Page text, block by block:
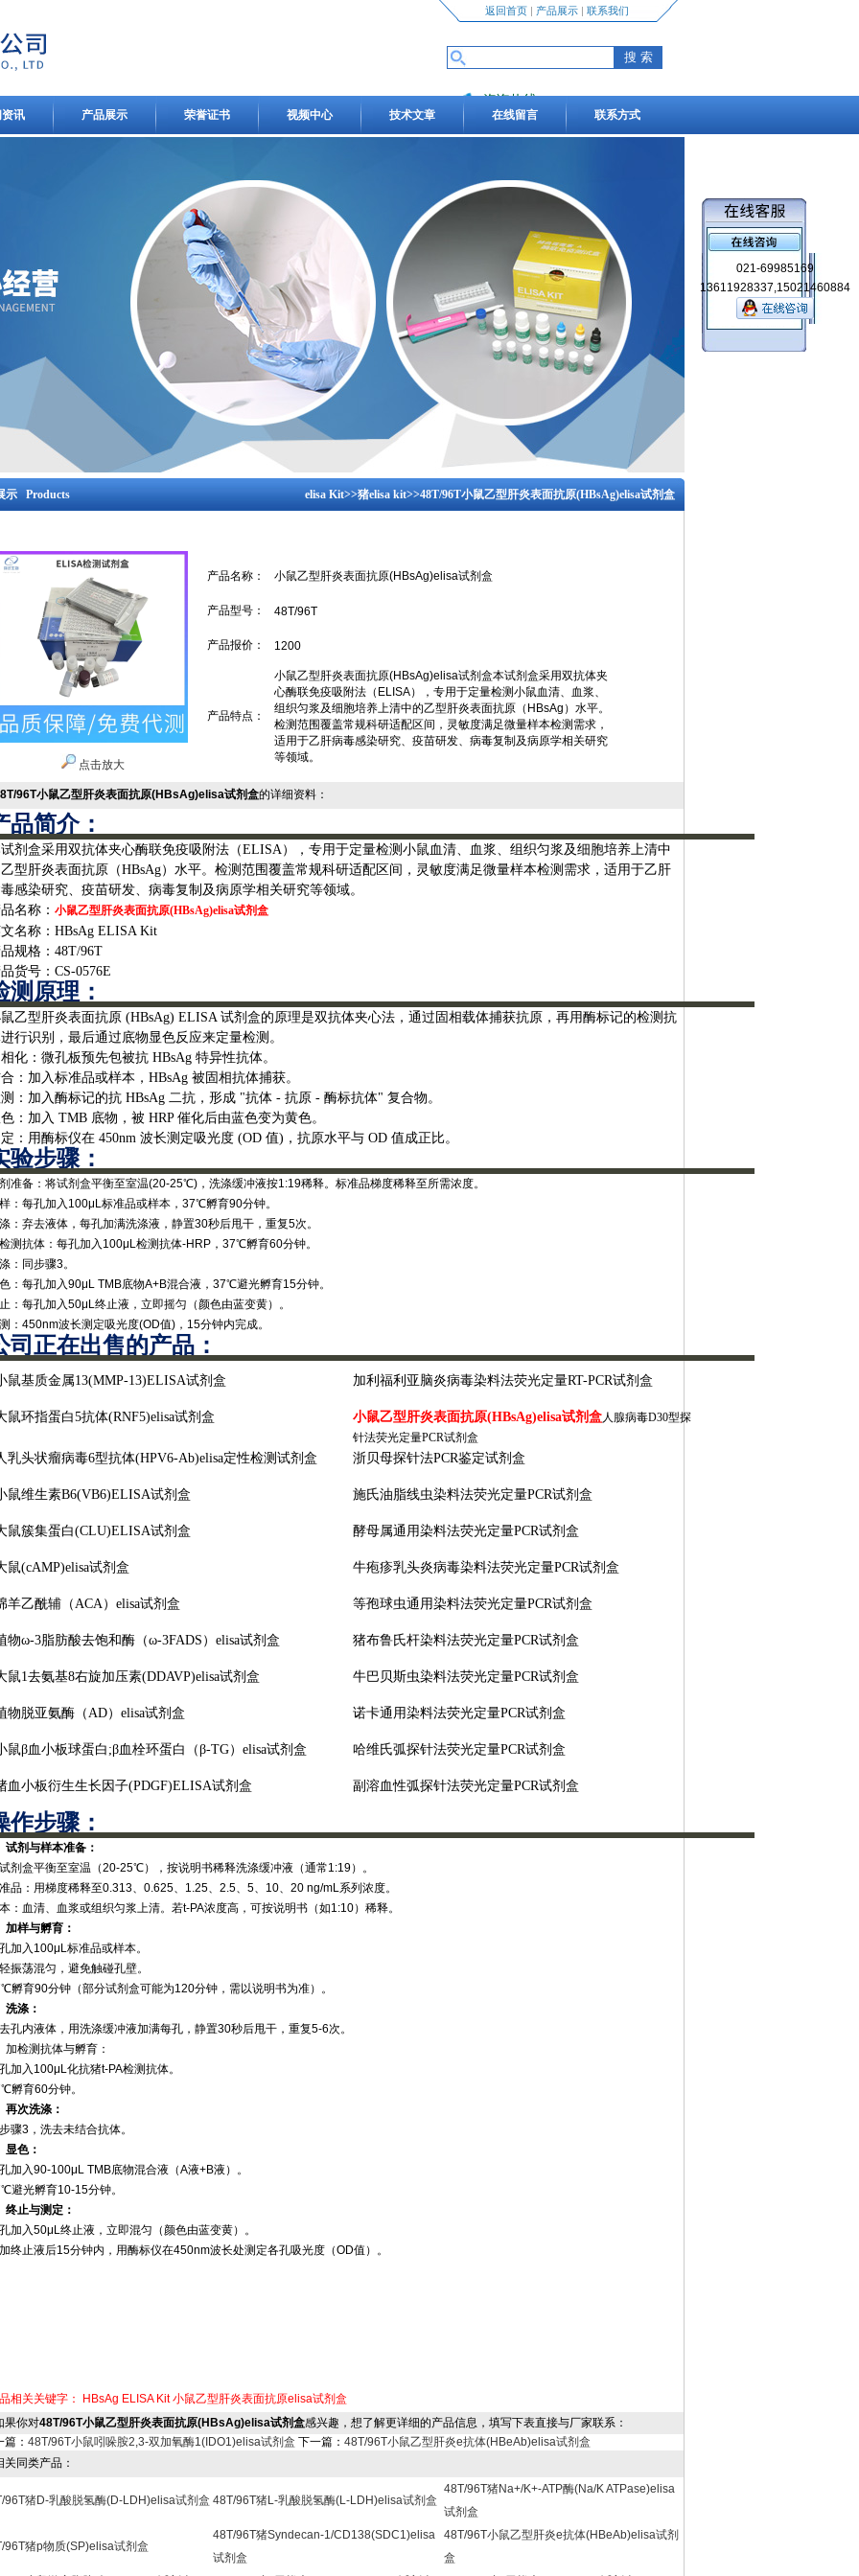
返回首页| 产品展示| 联系我们
咨询热线
13611928337,15021460884
讯 产品展示 荣誉证书 视频中心 技术文章 在线留言 联系方式
示 Products elisa Kit>>猪elisa kit>>48T/96T小鼠乙型肝炎表面抗原(HBsAg)elisa试剂盒
点击放大
产品名称： 小鼠乙型肝炎表面抗原(HBsAg)elisa试剂盒
产品型号： 48T/96T
产品报价： 1200
产品特点：
小鼠乙型肝炎表面抗原(HBsAg)elisa试剂盒本试剂盒采用双抗体夹
心酶联免疫吸附法（ELISA），专用于定量检测小鼠血清、血浆、
组织匀浆及细胞培养上清中的乙型肝炎表面抗原（HBsAg）水平。
检测范围覆盖常规科研适配区间，灵敏度满足微量样本检测需求，
适用于乙肝病毒感染研究、疫苗研发、病毒复制及病原学相关研究
等领域。
96T小鼠乙型肝炎表面抗原(HBsAg)elisa试剂盒的详细资料：
品简介：
剂盒采用双抗体夹心酶联免疫吸附法（ELISA），专用于定量检测小鼠血清、血浆、组织匀浆及细胞培养上清中
型肝炎表面抗原（HBsAg）水平。检测范围覆盖常规科研适配区间，灵敏度满足微量样本检测需求，适用于乙肝
感染研究、疫苗研发、病毒复制及病原学相关研究等领域。
名称： 小鼠乙型肝炎表面抗原(HBsAg)elisa试剂盒
名称： HBsAg ELISA Kit
规格： 48T/96T
货号： CS-0576E
测原理：
乙型肝炎表面抗原 (HBsAg) ELISA 试剂盒的原理是双抗体夹心法，通过固相载体捕获抗原，再用酶标记的检测抗
行识别，最后通过底物显色反应来定量检测。
化：微孔板预先包被抗 HBsAg 特异性抗体。
：加入标准品或样本， HBsAg 被固相抗体捕获。
：加入酶标记的抗 HBsAg 二抗，形成 "抗体 - 抗原 - 酶标抗体" 复合物。
：加入 TMB 底物，被 HRP 催化后由蓝色变为黄色。
：用酶标仪在 450nm 波长测定吸光度 (OD 值)，抗原水平与 OD 值成正比。
验步骤‌：
准备‌：将试剂盒平衡至室温(20-25℃)，洗涤缓冲液按1:19稀释。标准品梯度稀释至所需浓度。
：每孔加入100μL标准品或样本，37℃孵育90分钟。
：弃去液体，每孔加满洗涤液，静置30秒后甩干，重复5次。
测抗体‌：每孔加入100μL检测抗体-HRP，37℃孵育60分钟。
：同步骤3。
：每孔加入90μL TMB底物A+B混合液，37℃避光孵育15分钟。
：每孔加入50μL终止液，立即摇匀（颜色由蓝变黄）。
：450nm波长测定吸光度(OD值)，15分钟内完成。
司正在出售的产品：
鼠基质金属13(MMP-13)ELISA试剂盒 加利福利亚脑炎病毒染料法荧光定量RT-PCR试剂盒
鼠环指蛋白5抗体(RNF5)elisa试剂盒 小鼠乙型肝炎表面抗原(HBsAg)elisa试剂盒人腺病毒D30型探
针法荧光定量PCR试剂盒
乳头状瘤病毒6型抗体(HPV6-Ab)elisa定性检测试剂盒 浙贝母探针法PCR鉴定试剂盒
鼠维生素B6(VB6)ELISA试剂盒 施氏油脂线虫染料法荧光定量PCR试剂盒
鼠簇集蛋白(CLU)ELISA试剂盒 酵母属通用染料法荧光定量PCR试剂盒
鼠(cAMP)elisa试剂盒 牛疱疹乳头炎病毒染料法荧光定量PCR试剂盒
羊乙酰辅（ACA）elisa试剂盒 等孢球虫通用染料法荧光定量PCR试剂盒
物ω-3脂肪酸去饱和酶（ω-3FADS）elisa试剂盒 猪布鲁氏杆染料法荧光定量PCR试剂盒
鼠1去氨基8右旋加压素(DDAVP)elisa试剂盒 牛巴贝斯虫染料法荧光定量PCR试剂盒
物脱亚氨酶（AD）elisa试剂盒 诺卡通用染料法荧光定量PCR试剂盒
鼠β血小板球蛋白;β血栓环蛋白（β-TG）elisa试剂盒 哈维氏弧探针法荧光定量PCR试剂盒
血小板衍生生长因子(PDGF)ELISA试剂盒 副溶血性弧探针法荧光定量PCR试剂盒
作步骤‌：
试剂与样本准备‌：
剂盒平衡至室温（20-25℃），按说明书稀释洗涤缓冲液（通常1:19）。
品‌：用梯度稀释至0.313、0.625、1.25、2.5、5、10、20 ng/mL系列浓度。
：血清、血浆或组织匀浆上清。若t-PA浓度高，可按说明书（如1:10）稀释。
加样与孵育‌：
加入100μL标准品或样本。
振荡混匀，避免触碰孔壁。
孵育90分钟（部分试剂盒可能为120分钟，需以说明书为准）。
洗涤‌：
孔内液体，用洗涤缓冲液加满每孔，静置30秒后甩干，重复5-6次。
加检测抗体与孵育‌：
加入100μL化抗猪t-PA检测抗体。
孵育60分钟。
再次洗涤‌：
骤3，洗去未结合抗体。
显色‌：
加入90-100μL TMB底物混合液（A液+B液）。
避光孵育10-15分钟。
终止与测定‌：
加入50μL终止液，立即混匀（颜色由蓝变黄）。
终止液后15分钟内，用酶标仪在450nm波长处测定各孔吸光度（OD值）。
相关关键字： HBsAg ELISA Kit 小鼠乙型肝炎表面抗原elisa试剂盒
你对48T/96T小鼠乙型肝炎表面抗原(HBsAg)elisa试剂盒感兴趣，想了解更详细的产品信息，填写下表直接与厂家联系：
篇： 48T/96T小鼠吲哚胺2,3-双加氧酶1(IDO1)elisa试剂盒 下一篇： 48T/96T小鼠乙型肝炎e抗体(HBeAb)elisa试剂盒
同类产品：
96T猪D-乳酸脱氢酶(D-LDH)elisa试剂盒 48T/96T猪L-乳酸脱氢酶(L-LDH)elisa试剂盒
48T/96T猪Na+/K+-ATP酶(Na/K ATPase)elisa
试剂盒
96T猪p物质(SP)elisa试剂盒
48T/96T猪Syndecan-1/CD138(SDC1)elisa
试剂盒
48T/96T小鼠乙型肝炎e抗体(HBeAb)elisa试剂
盒
021-69985169
13611928337,15021460884